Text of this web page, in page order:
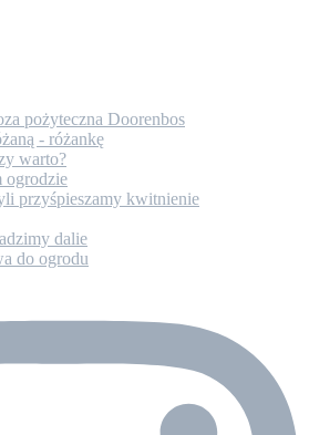
pożyteczna Doorenbos
- różankę
warto?
ogrodzie
przyśpieszamy kwitnienie
dalie
do ogrodu